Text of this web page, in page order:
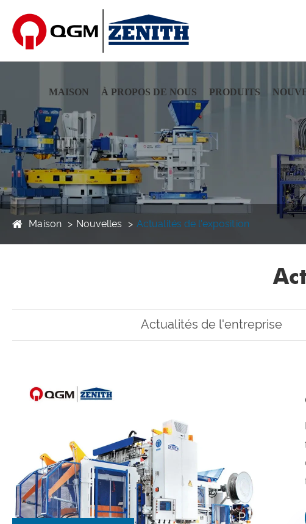
MAISON À PROPOS DE NOUS PRODUITS
Maison Nouvelles Actualités de l'exposition
Actualités de l'entreprise